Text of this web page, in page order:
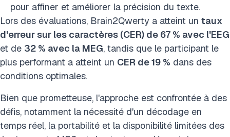
pour affiner et améliorer la précision du texte.
Lors des évaluations, Brain2Qwerty a atteint un taux
d'erreur sur les caractères (CER) de 67 % avec l'EEG
et de 32 % avec la MEG, tandis que le participant le
plus performant a atteint un CER de 19 % dans des
conditions optimales.
Bien que prometteuse, l'approche est confrontée à des
défis, notamment la nécessité d'un décodage en
temps réel, la portabilité et la disponibilité limitées des